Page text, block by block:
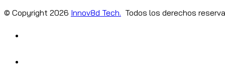
© Copyright 2026 Innov8d Tech. Todos los derechos